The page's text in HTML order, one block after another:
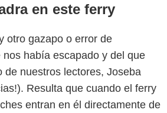
en este ferry
otro gazapo o error de
había escapado y del que
de nuestros lectores, Joseba
Resulta que cuando el ferry
entran en él directamente de